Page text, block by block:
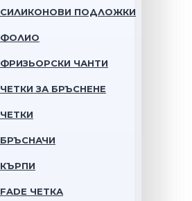
СИЛИКОНОВИ ПОДЛОЖКИ
ФОЛИО
ФРИЗЬОРСКИ ЧАНТИ
ЧЕТКИ ЗА БРЪСНЕНЕ
ЧЕТКИ
БРЪСНАЧИ
КЪРПИ
FADE ЧЕТКА